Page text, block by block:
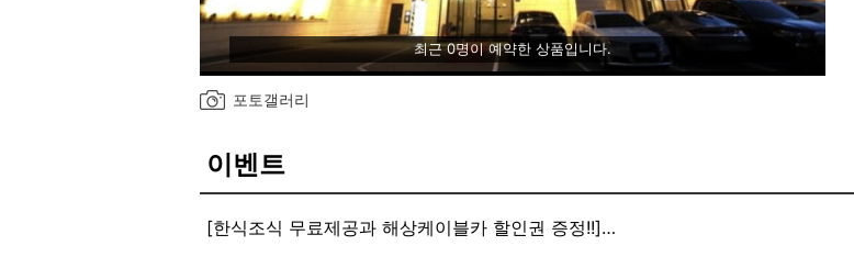
최근 0명이 예약한 상품입니다.
포토갤러리
이벤트
[한식조식 무료제공과 해상케이블카 할인권 증정!!]